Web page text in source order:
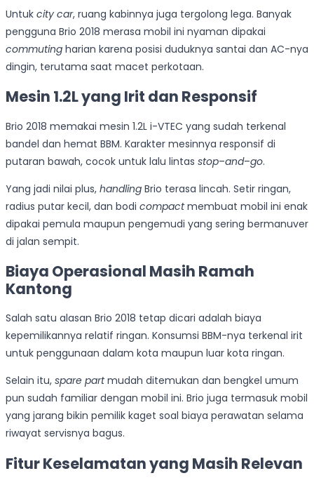
Untuk city car, ruang kabinnya juga tergolong lega. Banyak
pengguna Brio 2018 merasa mobil ini nyaman dipakai
commuting harian karena posisi duduknya santai dan AC-nya
dingin, terutama saat macet perkotaan.
Mesin 1.2L yang Irit dan Responsif
Brio 2018 memakai mesin 1.2L i-VTEC yang sudah terkenal
bandel dan hemat BBM. Karakter mesinnya responsif di
putaran bawah, cocok untuk lalu lintas stop–and–go.
Yang jadi nilai plus, handling Brio terasa lincah. Setir ringan,
radius putar kecil, dan bodi compactmembuat mobil ini enak
dipakai pemula maupun pengemudi yang sering bermanuver
di jalan sempit.
Biaya Operasional Masih Ramah
Kantong
Salah satu alasan Brio 2018 tetap dicari adalah biaya
kepemilikannya relatif ringan. Konsumsi BBM-nya terkenal irit
untuk penggunaan dalam kota maupun luar kota ringan.
Selain itu, spare partmudah ditemukan dan bengkel umum
pun sudah familiar dengan mobil ini. Brio juga termasuk mobil
yang jarang bikin pemilik kaget soal biaya perawatan selama
riwayat servisnya bagus.
Fitur Keselamatan yang Masih Relevan